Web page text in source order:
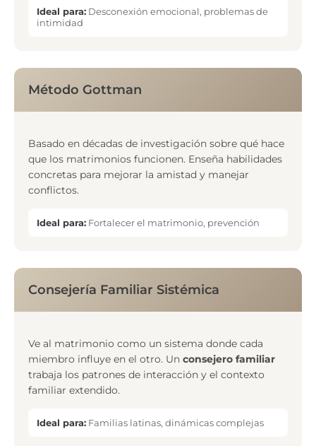
Ideal para: Desconexión emocional, problemas de
intimidad
Método Gottman
Basado en décadas de investigación sobre qué hace
que los matrimonios funcionen. Enseña habilidades
concretas para mejorar la amistad y manejar
conflictos.
Ideal para: Fortalecer el matrimonio, prevención
Consejería Familiar Sistémica
Ve al matrimonio como un sistema donde cada
miembro influye en el otro. Un consejero familiar
trabaja los patrones de interacción y el contexto
familiar extendido.
Ideal para: Familias latinas, dinámicas complejas